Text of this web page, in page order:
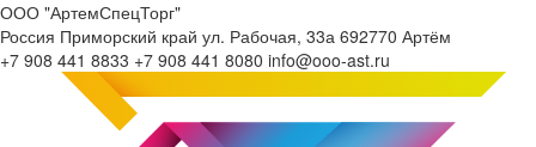
ООО "АртемСпецТорг"
Россия Приморский край ул. Рабочая, 33а 692770 Артём
+7 908 441 8833 +7 908 441 8080 info@ooo-ast.ru